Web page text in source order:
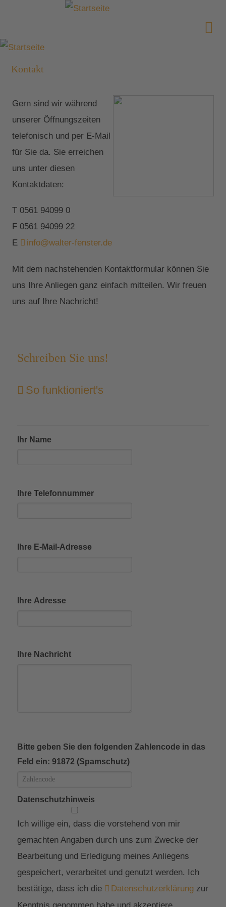
Kontakt
Gern sind wir während
unserer Öffnungszeiten
telefonisch und per E-Mail
für Sie da. Sie erreichen
uns unter diesen
Kontaktdaten:
T 0561 94099 0
F 0561 94099 22
E
info@walter-fenster.de
Mit dem nachstehenden Kontaktformular können Sie
uns Ihre Anliegen ganz einfach mitteilen. Wir freuen
uns auf Ihre Nachricht!
Schreiben Sie uns!
So funktioniert's
Ihr Name
Ihre Telefonnummer
Ihre E-Mail-Adresse
Ihre Adresse
Ihre Nachricht
Bitte geben Sie den folgenden Zahlencode in das
Feld ein: 91872 (Spamschutz)
Datenschutzhinweis
Ich willige ein, dass die vorstehend von mir
gemachten Angaben durch uns zum Zwecke der
Bearbeitung und Erledigung meines Anliegens
gespeichert, verarbeitet und genutzt werden. Ich
bestätige, dass ich die
Datenschutzerklärung zur